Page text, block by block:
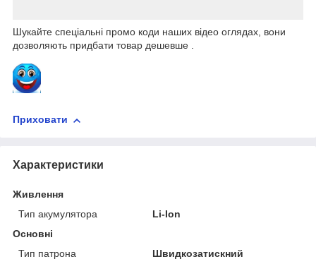
Шукайте спеціальні промо коди наших відео оглядах, вони
дозволяють придбати товар дешевше .
Приховати
Характеристики
Живлення
Тип акумулятора
Li-Ion
Основні
Тип патрона
Швидкозатискний